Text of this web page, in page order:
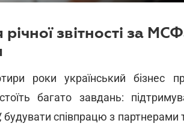
звітності за
роки український бізнес
багато завдань:
співпрацю з партнерами